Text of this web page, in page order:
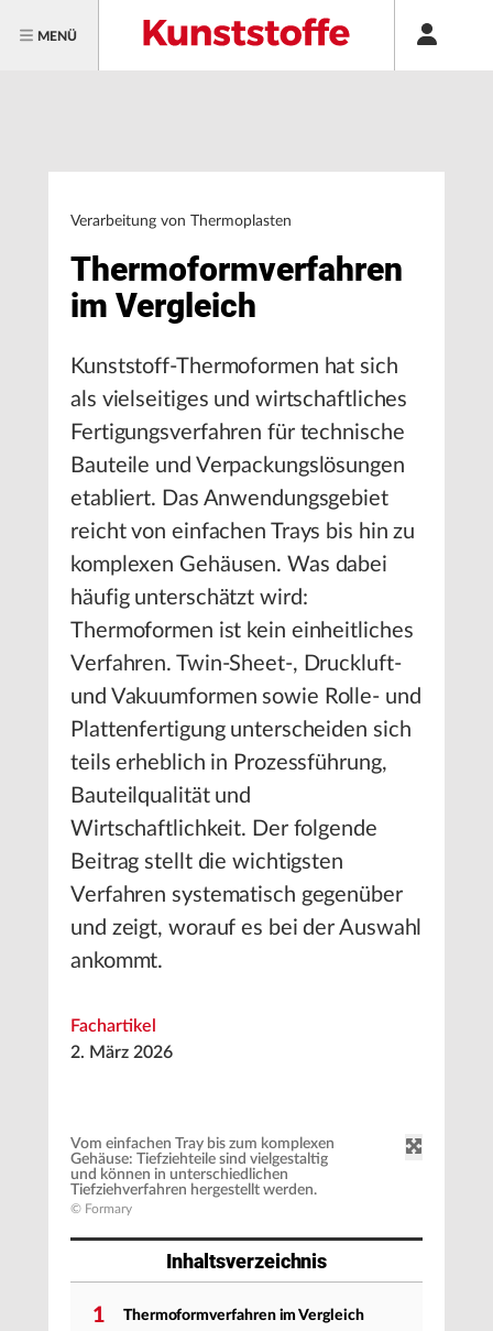
MENÜ
Verarbeitung von Thermoplasten
Thermoformverfahren
im Vergleich
Kunststoff-Thermoformen hat sich
als vielseitiges und wirtschaftliches
Fertigungsverfahren für technische
Bauteile und Verpackungslösungen
etabliert. Das Anwendungsgebiet
reicht von einfachen Trays bis hin zu
komplexen Gehäusen. Was dabei
häufig unterschätzt wird:
Thermoformen ist kein einheitliches
Verfahren. Twin-Sheet-, Druckluft-
und Vakuumformen sowie Rolle- und
Plattenfertigung unterscheiden sich
teils erheblich in Prozessführung,
Bauteilqualität und
Wirtschaftlichkeit. Der folgende
Beitrag stellt die wichtigsten
Verfahren systematisch gegenüber
und zeigt, worauf es bei der Auswahl
ankommt.
Fachartikel
2. März 2026
Vom einfachen Tray bis zum komplexen
Gehäuse: Tiefziehteile sind vielgestaltig
und können in unterschiedlichen
Tiefziehverfahren hergestellt werden.
© Formary
Inhaltsverzeichnis
1 Thermoformverfahren im Vergleich